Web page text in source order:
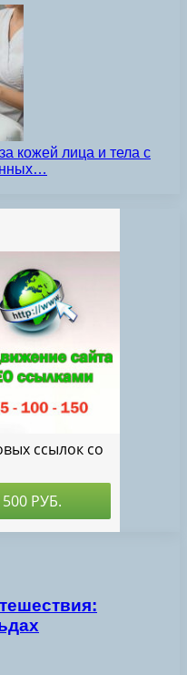
кожей лица и тела с